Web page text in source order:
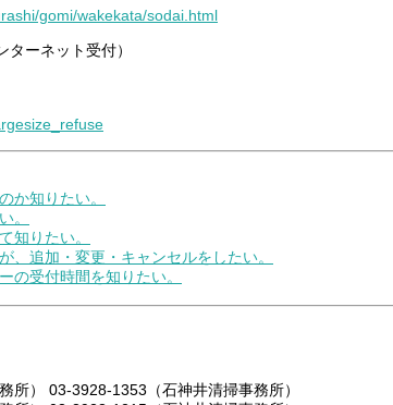
gomi/wakekata/sodai.html
ーネット受付）
知りたい。
。
知りたい。
追加・変更・キャンセルをしたい。
受付時間を知りたい。
所） 03-3928-1353（石神井清掃事務所）